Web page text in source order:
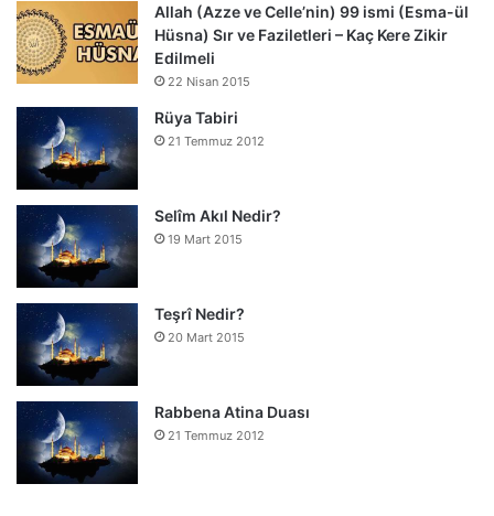
Allah (Azze ve Celle’nin) 99 ismi (Esma-ül
Hüsna) Sır ve Faziletleri – Kaç Kere Zikir
Edilmeli
22 Nisan 2015
Rüya Tabiri
21 Temmuz 2012
Selîm Akıl Nedir?
19 Mart 2015
Teşrî Nedir?
20 Mart 2015
Rabbena Atina Duası
21 Temmuz 2012